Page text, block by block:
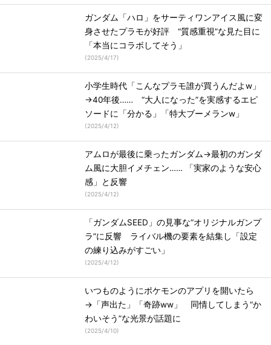
ガンダム「ハロ」をサーティワンアイス風に変
身させたプラモが好評 “質感重視”な見た目に
「本当にコラボしてそう」
(2025/4/17)
小学生時代「こんなプラモ誰が買うんだよw」
→40年後…… “大人になった”を実感するエピ
ソードに「分かる」「特大ブーメランw」
(2025/4/12)
アムロが最後に乗ったガンダム→最初のガンダ
ム風に大胆イメチェン…… 「実家のような安心
感」と反響
(2025/4/12)
「ガンダムSEED」の見事な“オリジナルガンプ
ラ”に反響 ライバル機の要素を結集し「設定
の練り込みがすごい」
(2025/4/12)
いつものようにポケモンのアプリを開いたら
→「声出た」「奇跡ww」 同情してしまう“か
わいそう”な光景が話題に
(2025/4/10)